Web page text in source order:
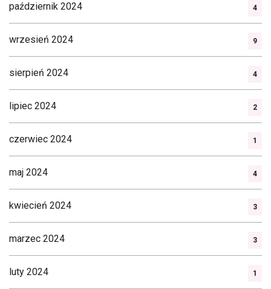
październik 2024 4
wrzesień 2024 9
sierpień 2024 4
lipiec 2024 2
czerwiec 2024 1
maj 2024 4
kwiecień 2024 3
marzec 2024 3
luty 2024 1